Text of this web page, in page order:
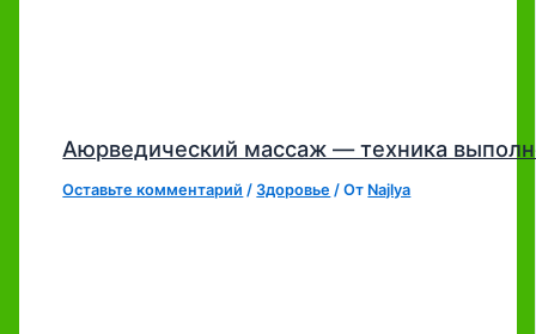
Аюрведический массаж — техника
Оставьте комментарий /Здоровье / От Najlya